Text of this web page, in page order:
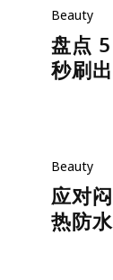
Beauty
盘点
秒刷
Beauty
应对
热防